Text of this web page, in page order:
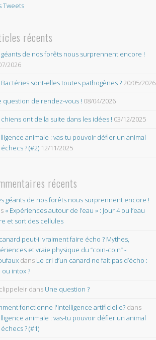
Tweets
récents
géants de nos forêts nous surprennent encore !
2026
Bactéries sont-elles toutes pathogènes ?20/05/2026
question de rendez-vous ! 08/04/2026
chiens ont de la suite dans les idées ! 03/12/2025
animale : vas-tu pouvoir défier un animal
? (#2) 12/11/2025
récents
géants de nos forêts nous surprennent encore !
« Expériences autour de l’eau » : Jour 4 ou l’eau
et sort des cellules
peut-il vraiment faire écho ? Mythes,
et vraie physique du “coin-coin” -
dans Le cri d’un canard ne fait pas d’écho :
ou intox ?
dans Une question ?
fonctionne l'intelligence artificielle? dans
animale : vas-tu pouvoir défier un animal
? (#1)